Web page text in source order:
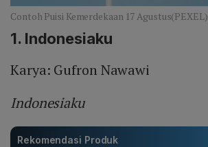
Contoh Puisi Kemerdekaan 17 Agustus(PEXEL)
1. Indonesiaku
Karya: Gufron Nawawi
Indonesiaku
Rekomendasi Produk